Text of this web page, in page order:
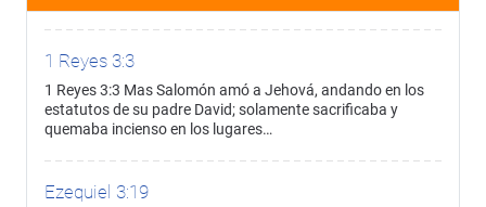
1 Reyes 3:3
1 Reyes 3:3 Mas Salomón amó a Jehová, andando en los
estatutos de su padre David; solamente sacrificaba y
quemaba incienso en los lugares…
Ezequiel 3:19